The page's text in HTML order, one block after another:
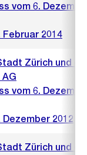
vom 6.
2014
Zürich und
vom 6.
2012
Zürich und